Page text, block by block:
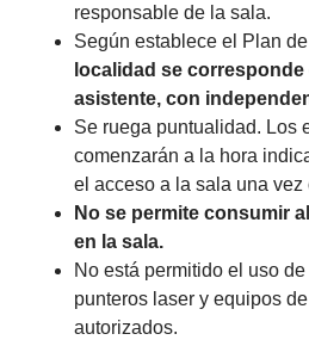
responsable de la sala.
Según establece el Plan
localidad se
asistente, con
Se ruega puntualidad. Los
comenzarán a la hora
el acceso a la sala una
No se permite consumir
en la sala.
No está permitido el uso
punteros laser y equipos
autorizados.